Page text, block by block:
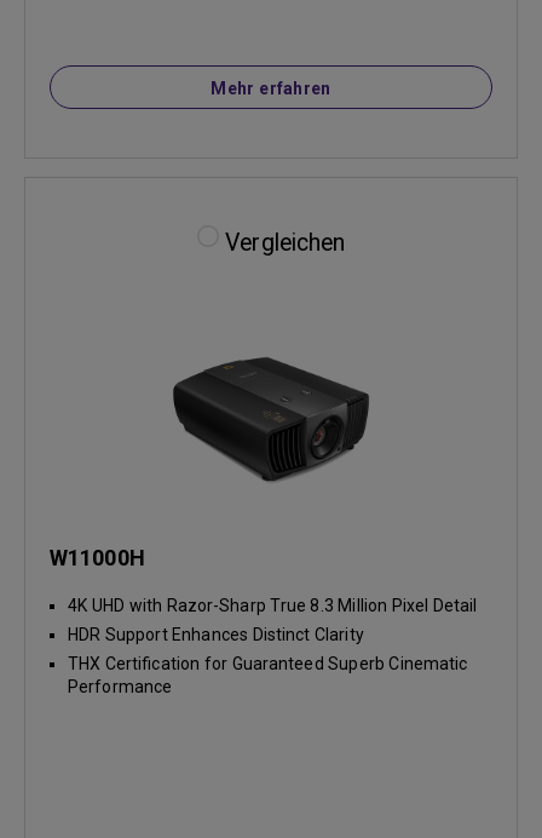
Mehr erfahren
Vergleichen
W11000H
4K UHD with Razor-Sharp True 8.3 Million Pixel Detail
HDR Support Enhances Distinct Clarity
THX Certification for Guaranteed Superb Cinematic
Performance